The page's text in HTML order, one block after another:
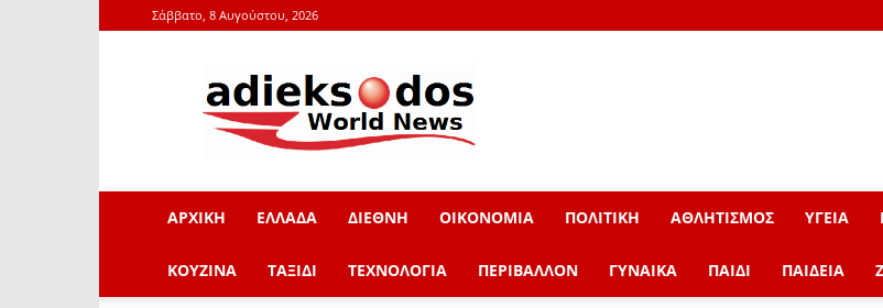
Σάββατο, 8 Αυγούστου, 2026
adieksodos.gr
ΑΡΧΙΚΗ ΕΛΛΑΔΑ ΔΙΕΘΝΗ ΟΙΚΟΝΟΜΙΑ ΠΟΛΙΤΙΚΗ ΑΘΛΗΤΙΣΜΟΣ ΥΓΕΙΑ
ΚΟΥΖΙΝΑ ΤΑΞΙΔΙ ΤΕΧΝΟΛΟΓΙΑ ΠΕΡΙΒΑΛΛΟΝ ΓΥΝΑΙΚΑ ΠΑΙΔΙ ΠΑΙΔΕΙΑ